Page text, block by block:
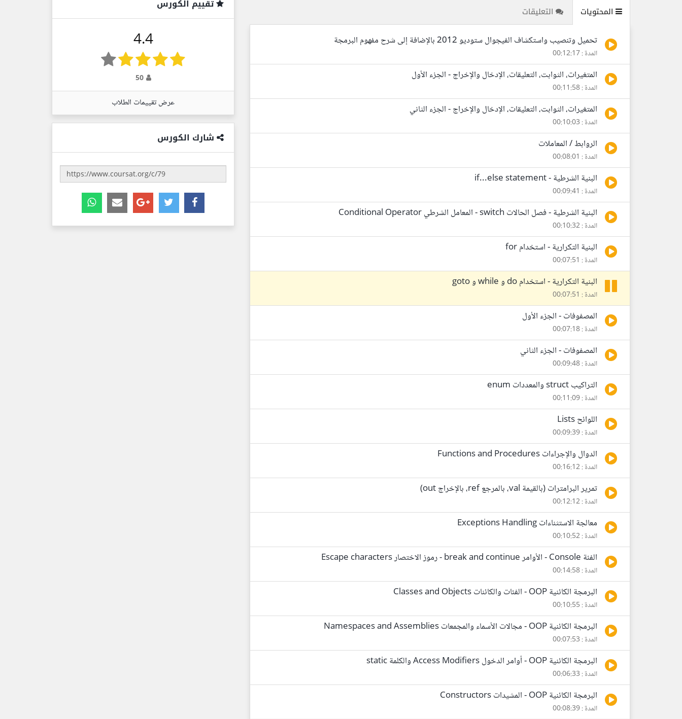
المحتويات التعليقات
تحميل وتنصيب واستكشاف الفيجوال ستوديو 2012 بالإضافة إلى شرح مفهوم البرمجة
المدة : 00:12:17
المتغيرات، الثوابت، التعليقات، الإدخال والإخراج - الجزء الأول
المدة : 00:11:58
المتغيرات، الثوابت، التعليقات، الإدخال والإخراج - الجزء الثاني
المدة : 00:10:03
الروابط / المعاملات
المدة : 00:08:01
البنية الشرطية - if...else statement
المدة : 00:09:41
البنية الشرطية - فصل الحالات switch - المعامل الشرطي Conditional Operator
المدة : 00:10:32
البنية التكرارية - استخدام for
المدة : 00:07:51
البنية التكرارية - استخدام do و while و goto
المدة : 00:07:51
المصفوفات - الجزء الأول
المدة : 00:07:18
المصفوفات - الجزء الثاني
المدة : 00:09:48
التراكيب struct والمعددات enum
المدة : 00:11:09
اللوائح Lists
المدة : 00:09:39
الدوال والإجراءات Functions and Procedures
المدة : 00:16:12
تمرير البرامترات (بالقيمة val، بالمرجع ref، بالإخراج out)
المدة : 00:12:12
معالجة الاستثناءات Exceptions Handling
المدة : 00:10:52
الفئة Console - الأوامر break and continue - رموز الاختصار Escape characters
المدة : 00:14:58
البرمجة الكائنية OOP - الفئات والكائنات Classes and Objects
المدة : 00:10:55
البرمجة الكائنية OOP - مجالات الأسماء والمجمعات Namespaces and Assemblies
المدة : 00:07:53
البرمجة الكائنية OOP - أوامر الدخول Access Modifiers والكلمة static
المدة : 00:06:33
البرمجة الكائنية OOP - المشيدات Constructors
المدة : 00:08:39
تقييم الكورس
4.4
50
عرض تقييمات الطلاب
شارك الكورس